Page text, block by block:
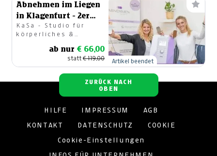
Abnehmen im Liegen
in Klagenfurt - 2er
Block
KaSa - Studio für
körperliches &
Wohlbefinden OG
ab nur € 66,00
statt€ 119,00 Artikel beendet
ZURÜCK NACH
OBEN
HILFE IMPRESSUM AGB
KONTAKT DATENSCHUTZ COOKIE
Cookie-Einstellungen